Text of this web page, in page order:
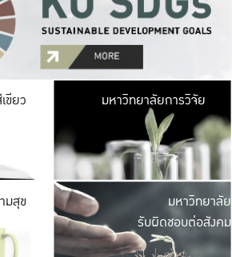
ขียว มหาวิ
มีพื้นที่เขียวสดใส
เป็นป่าในเมือง เกษต
มหาวิทยาลัยการวิจัย
มสุข มหาวิ
ค
เปิดประ
และพบเรื่องราวใ
มหาวิทยาลัย
รับผิดชอบต่อสังคม